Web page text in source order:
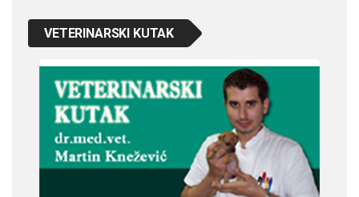
VETERINARSKI KUTAK